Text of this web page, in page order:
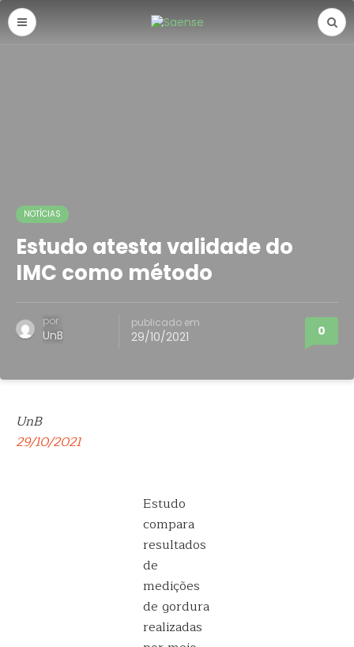
NOTÍCIAS
Estudo atesta validade do
IMC como método
por
UnB
publicado em
29/10/2021 0
UnB
29/10/2021
Estudo
compara
resultados
de
medições
de gordura
realizadas